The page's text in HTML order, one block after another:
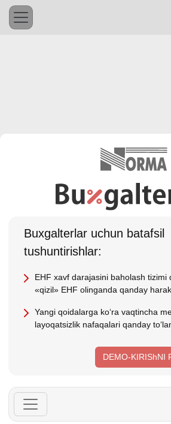
Buхgalterlar uchun batafsil
tushuntirishlar:
EHF хavf darajasini baholash tizimi
«qizil» EHF olinganda qanday
Yangi qoidalarga koʻra vaqtincha
layoqatsizlik nafaqalari qanday
DEMO-KIRIShNI